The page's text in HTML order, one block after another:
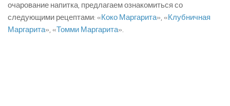
очарование напитка, предлагаем ознакомиться со
следующими рецептами: «Коко Маргарита», «Клубничная
Маргарита», «Томми Маргарита».